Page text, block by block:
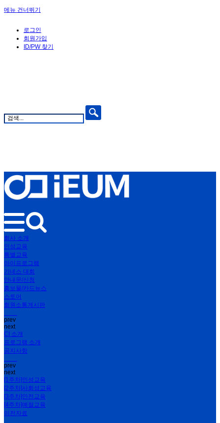
메뉴 건너뛰기
로그인
회원가입
ID/PW 찾기
회사 소개
인성교육
특별교육
아이프로그램
기네스 대회
안내문/신청
홍보물/카드뉴스
스토어
회원소통게시판
prev
next
CI 소개
프로그램 소개
공지사항
prev
next
[1주차]인성교육
[2주차]사회성교육
[3주차]안전교육
[4주차]예절교육
이전자료